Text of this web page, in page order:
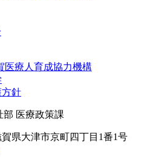
医療人育成協力機構
針
部 医療政策課
賀県大津市京町四丁目1番1号